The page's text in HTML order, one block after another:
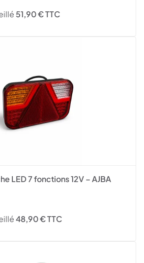
51,90 € TTC
LED 7 fonctions 12V – AJBA
48,90 € TTC